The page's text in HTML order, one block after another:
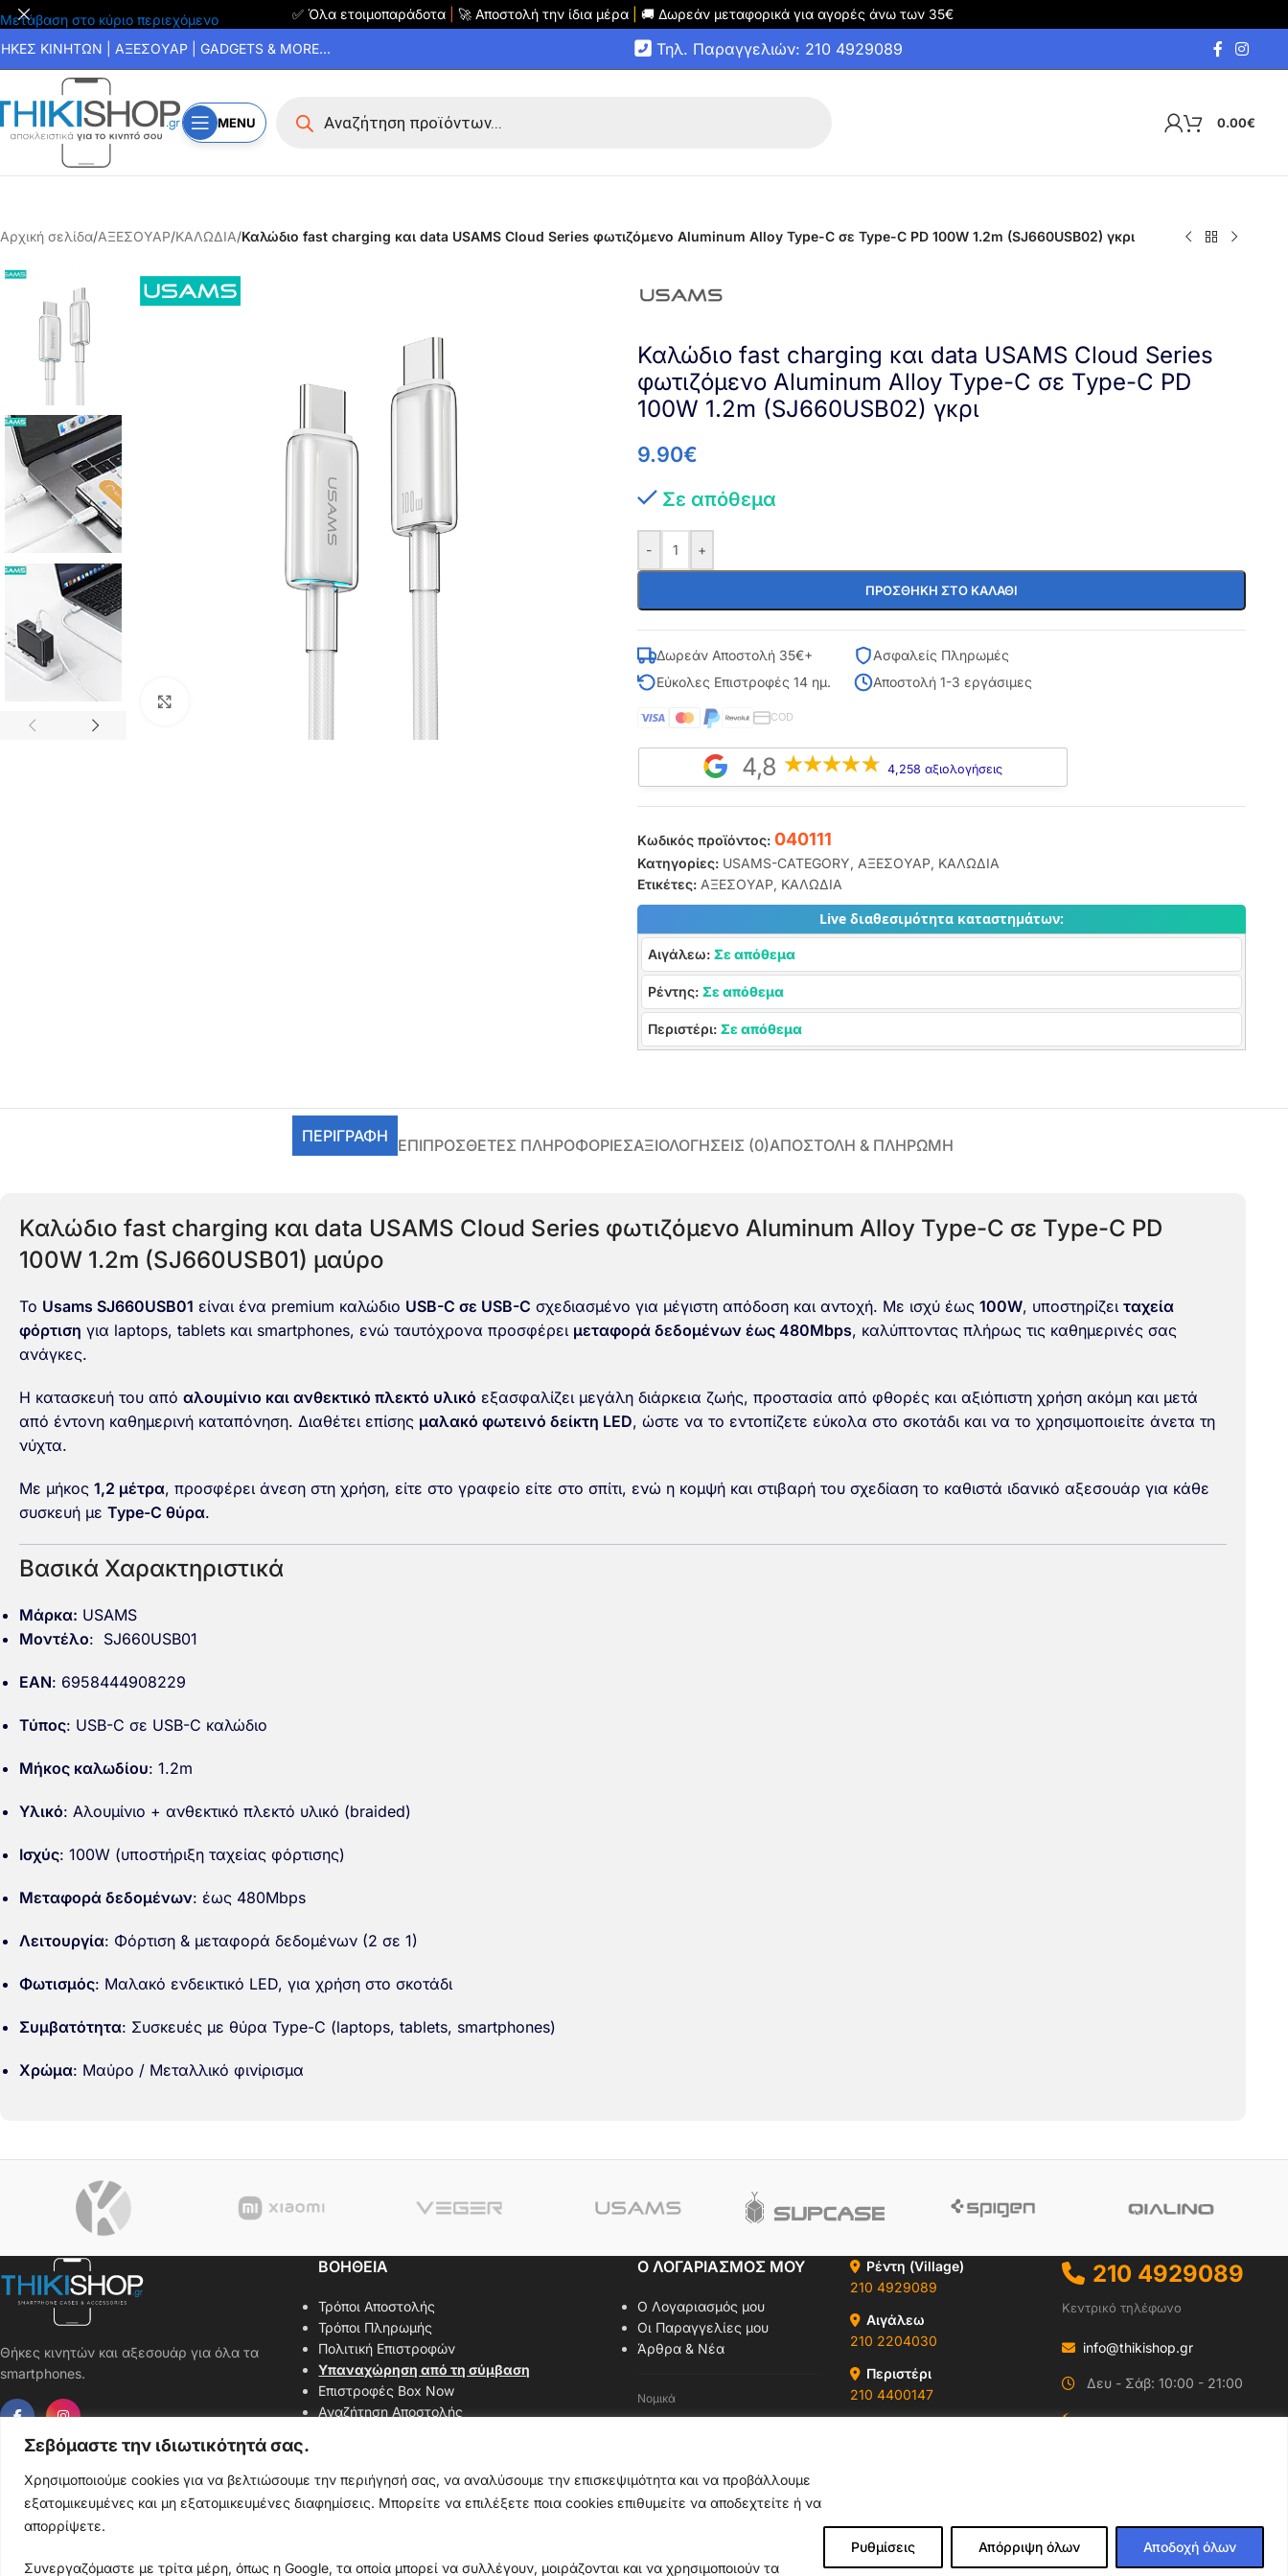
Σεβόμαστε την ιδιωτικότητά σας.
Χρησιμοποιούμε cookies για να βελτιώσουμε την περιήγησή σας, να αναλύσουμε την επισκεψιμότητα και να προβάλλουμε
εξατομικευμένες και μη εξατομικευμένες διαφημίσεις. Μπορείτε να επιλέξετε ποια cookies επιθυμείτε να αποδεχτείτε ή να
απορρίψετε.
Συνεργαζόμαστε με τρίτα μέρη, όπως η Google, τα οποία μπορεί να συλλέγουν, μοιράζονται και να χρησιμοποιούν τα
Ρυθμίσεις Απόρριψη όλων Αποδοχή όλων
Μετάβαση στο κύριο περιεχόμενο ✅ Όλα ετοιμοπαράδοτα 🚀 Αποστολή την ίδια μέρα 🚚 Δωρεάν μεταφορικά για αγορές άνω των 35€
ΚΙΝΗΤΩΝ | ΑΞΕΣΟΥΑΡ | GADGETS & MORE... Τηλ. Παραγγελιών: 210 4929089
MENU 0.00€
Αρχική σελίδα/ΑΞΕΣΟΥΑΡ/ΚΑΛΩΔΙΑ/Καλώδιο fast charging και data USAMS Cloud Series φωτιζόμενο Aluminum Alloy Type-C σε Type-C PD 100W 1.2m (SJ660USB02) γκρι
Καλώδιο fast charging και data USAMS Cloud Series
φωτιζόμενο Aluminum Alloy Type-C σε Type-C PD
100W 1.2m (SJ660USB02) γκρι
9.90€
Σε απόθεμα
- +
ΠΡΟΣΘΉΚΗ ΣΤΟ ΚΑΛΆΘΙ
Δωρεάν Αποστολή 35€+
Ασφαλείς Πληρωμές
Εύκολες Επιστροφές 14 ημ.
Αποστολή 1-3 εργάσιμες
COD
4,8 4,258 αξιολογήσεις
Κωδικός προϊόντος: 040111
Κατηγορίες: USAMS-CATEGORY, ΑΞΕΣΟΥΑΡ, ΚΑΛΩΔΙΑ
Ετικέτες: ΑΞΕΣΟΥΑΡ, ΚΑΛΩΔΙΑ
Live διαθεσιμότητα καταστημάτων:
Αιγάλεω: Σε απόθεμα
Ρέντης: Σε απόθεμα
Περιστέρι: Σε απόθεμα
ΠΕΡΙΓΡΑΦΉ ΕΠΙΠΡΌΣΘΕΤΕΣ ΠΛΗΡΟΦΟΡΊΕΣΑΞΙΟΛΟΓΉΣΕΙΣ (0)ΑΠΟΣΤΟΛΗ & ΠΛΗΡΩΜΗ
Καλώδιο fast charging και data USAMS Cloud Series φωτιζόμενο Aluminum Alloy Type-C σε Type-C PD
100W 1.2m (SJ660USB01) μαύρο
Το Usams SJ660USB01 είναι ένα premium καλώδιο USB-C σε USB-C σχεδιασμένο για μέγιστη απόδοση και αντοχή. Με ισχύ έως 100W, υποστηρίζει ταχεία
φόρτιση για laptops, tablets και smartphones, ενώ ταυτόχρονα προσφέρει μεταφορά δεδομένων έως 480Mbps, καλύπτοντας πλήρως τις καθημερινές σας
ανάγκες.
Η κατασκευή του από αλουμίνιο και ανθεκτικό πλεκτό υλικό εξασφαλίζει μεγάλη διάρκεια ζωής, προστασία από φθορές και αξιόπιστη χρήση ακόμη και μετά
από έντονη καθημερινή καταπόνηση. Διαθέτει επίσης μαλακό φωτεινό δείκτη LED, ώστε να το εντοπίζετε εύκολα στο σκοτάδι και να το χρησιμοποιείτε άνετα τη
νύχτα.
Με μήκος 1,2 μέτρα, προσφέρει άνεση στη χρήση, είτε στο γραφείο είτε στο σπίτι, ενώ η κομψή και στιβαρή του σχεδίαση το καθιστά ιδανικό αξεσουάρ για κάθε
συσκευή με Type-C θύρα.
Βασικά Χαρακτηριστικά
Μάρκα: USAMS
Μοντέλο: SJ660USB01
EAN: 6958444908229
Τύπος: USB-C σε USB-C καλώδιο
Μήκος καλωδίου: 1.2m
Υλικό: Αλουμίνιο + ανθεκτικό πλεκτό υλικό (braided)
Ισχύς: 100W (υποστήριξη ταχείας φόρτισης)
Μεταφορά δεδομένων: έως 480Mbps
Λειτουργία: Φόρτιση & μεταφορά δεδομένων (2 σε 1)
Φωτισμός: Μαλακό ενδεικτικό LED, για χρήση στο σκοτάδι
Συμβατότητα: Συσκευές με θύρα Type-C (laptops, tablets, smartphones)
Χρώμα: Μαύρο / Μεταλλικό φινίρισμα
Θήκες κινητών και αξεσουάρ για όλα τα
smartphones.
ΒΟΗΘΕΙΑ
Τρόποι Αποστολής
Τρόποι Πληρωμής
Πολιτική Επιστροφών
Υπαναχώρηση από τη σύμβαση
Επιστροφές Box Now
Αναζήτηση Αποστολής
Ο ΛΟΓΑΡΙΑΣΜΟΣ ΜΟΥ
Ο Λογαριασμός μου
Οι Παραγγελίες μου
Άρθρα & Νέα
Νομικά
Ρέντη (Village)
210 4929089
Αιγάλεω
210 2204030
Περιστέρι
210 4400147
210 4929089
Κεντρικό τηλέφωνο
info@thikishop.gr
Δευ - Σάβ: 10:00 - 21:00
Copyright 2025 Powered by